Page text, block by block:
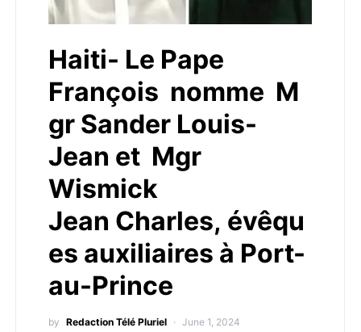
Haiti- Le Pape
François nomme M
gr Sander Louis-
Jean et Mgr
Wismick
Jean Charles, évêqu
es auxiliaires à Port-
au-Prince
by Redaction Télé Pluriel June 1, 2024